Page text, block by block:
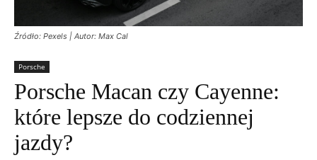
Źródło: Pexels | Autor: Max Cal
Porsche
Porsche Macan czy Cayenne:
które lepsze do codziennej
jazdy?